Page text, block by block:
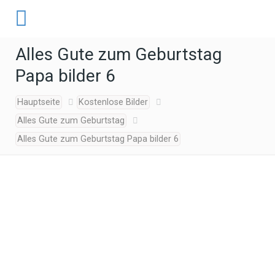
Alles Gute zum Geburtstag
Papa bilder 6
Hauptseite
Kostenlose Bilder
Alles Gute zum Geburtstag
Alles Gute zum Geburtstag Papa bilder 6